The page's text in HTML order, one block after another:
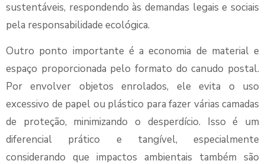
sustentáveis, respondendo às demandas legais e sociais
pela responsabilidade ecológica.
Outro ponto importante é a economia de material e
espaço proporcionada pelo formato do canudo postal.
Por envolver objetos enrolados, ele evita o uso
excessivo de papel ou plástico para fazer várias camadas
de proteção, minimizando o desperdício. Isso é um
diferencial prático e tangível, especialmente
considerando que impactos ambientais também são